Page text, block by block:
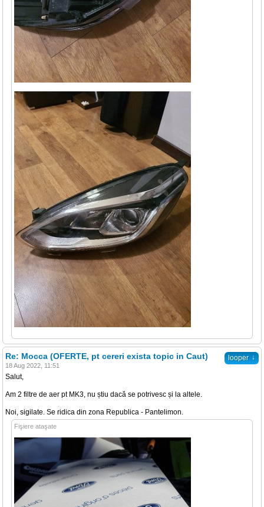
looper ↓
Re: Mocca (OFERTE, pt cereri exista topic in Caut)
18 Aug 2022, 11:51
Salut,
Am 2 filtre de aer pt MK3, nu știu dacă se potrivesc și la altele.
Noi, sigilate. Se ridica din zona Republica - Pantelimon.
Fişiere ataşate